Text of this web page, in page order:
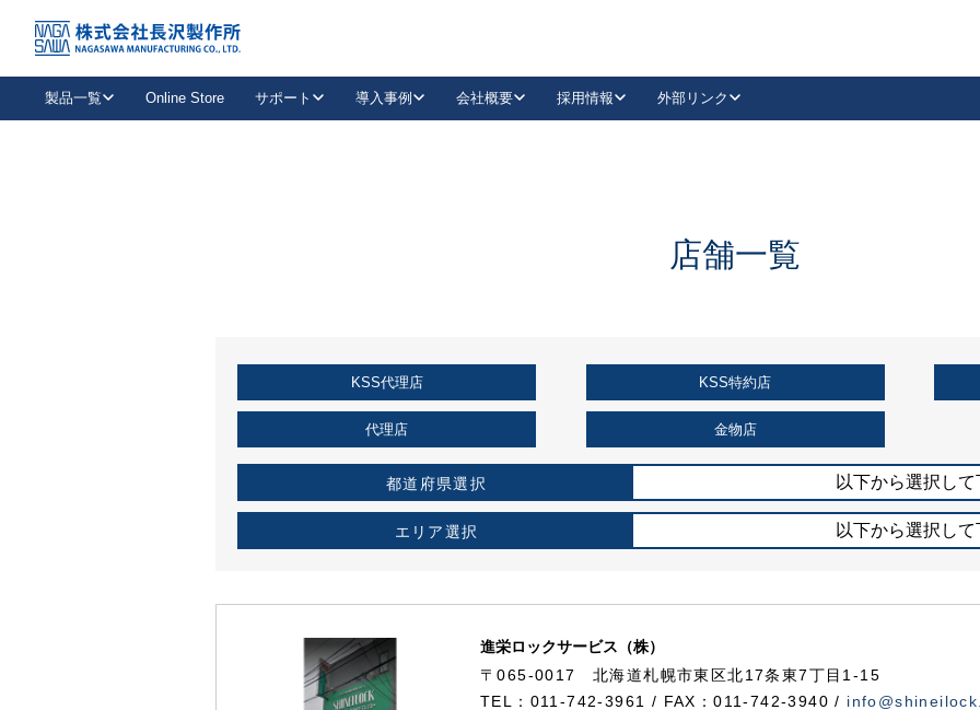
製品一覧
抗ウイルス・抗菌製品
キーレックスを品番からお探しいただけます。
Online Store サポート
取扱店情報
お役立ち情報
導入事例
企業様採用事例
会社概要 採用情報 外部リンク
LinkedIn
KSS加盟店・取扱店情報
店舗一覧
店舗一覧
KSS代理店 KSS特約店
代理店 金物店
都道府県選択 以下から選択し
エリア選択 以下から選択し
進栄ロックサービス（株）
〒065-0017 北海道札幌市東区北17条東7丁目1-15
TEL：011-742-3961 / FAX：011-742-3940 /